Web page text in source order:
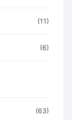
(11)
(6)
(63)